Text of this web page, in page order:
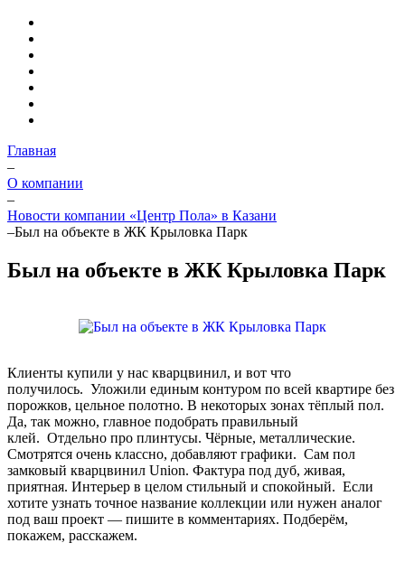
Главная
–
О компании
–
Новости компании «Центр Пола» в Казани
–Был на объекте в ЖК Крыловка Парк
Был на объекте в ЖК Крыловка Парк
Клиенты купили у нас кварцвинил, и вот что
получилось. Уложили единым контуром по всей квартире без
порожков, цельное полотно. В некоторых зонах тёплый пол.
Да, так можно, главное подобрать правильный
клей. Отдельно про плинтусы. Чёрные, металлические.
Смотрятся очень классно, добавляют графики. Сам пол
замковый кварцвинил Union. Фактура под дуб, живая,
приятная. Интерьер в целом стильный и спокойный. Если
хотите узнать точное название коллекции или нужен аналог
под ваш проект — пишите в комментариях. Подберём,
покажем, расскажем.